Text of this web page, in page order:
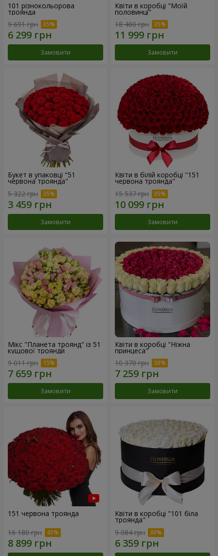
101 різнокольорова
троянда
9 691 грн
Замовити
Квіти в коробці "Моїй
половинці"
18 460 грн
Замовити
Букет в упаковці "51
червона троянда"
5 322 грн
Замовити
Квіти в білій коробці "151
червона троянда"
15 537 грн
Замовити
Мікс "Планета троянд" із 51
кущової троянди
9 011 грн
Замовити
Квіти в коробці "Ніжна
принцеса"
10 370 грн
Замовити
151 червона троянда
16 180 грн
Квіти в коробці "101 біла
троянда"
9 084 грн